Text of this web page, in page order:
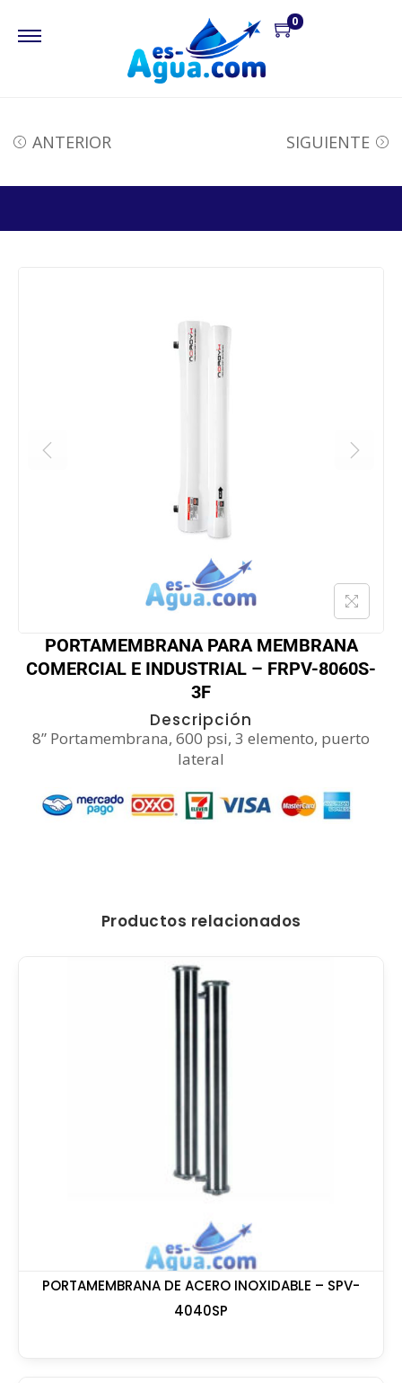
0
ANTERIOR SIGUIENTE
PORTAMEMBRANA PARA MEMBRANA
COMERCIAL E INDUSTRIAL – FRPV-8060S-
3F
Descripción
8” Portamembrana, 600 psi, 3 elemento, puerto
lateral
Productos relacionados
PORTAMEMBRANA DE ACERO INOXIDABLE – SPV-
4040SP